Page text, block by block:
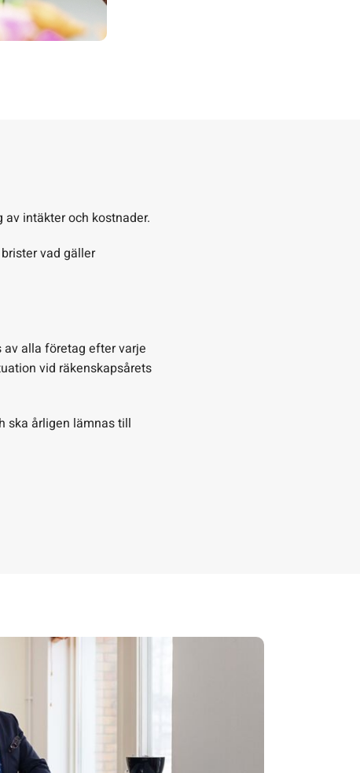
intäkter och kostnader.
vad gäller
alla företag efter varje
vid räkenskapsårets
ska årligen lämnas till